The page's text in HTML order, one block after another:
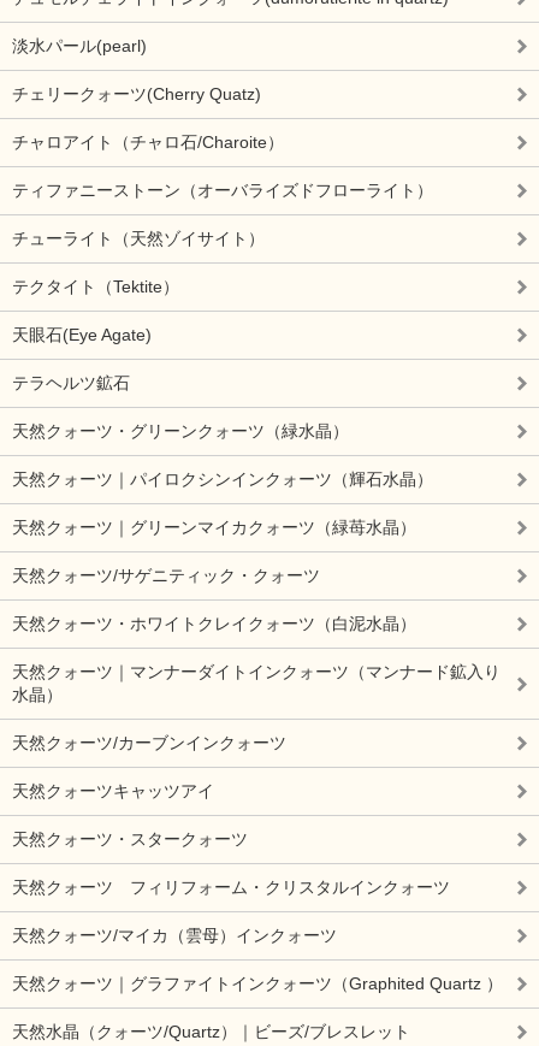
淡水パール(pearl)
チェリークォーツ(Cherry Quatz)
チャロアイト（チャロ石/Charoite）
ティファニーストーン（オーバライズドフローライト）
チューライト（天然ゾイサイト）
テクタイト（Tektite）
天眼石(Eye Agate)
テラヘルツ鉱石
天然クォーツ・グリーンクォーツ（緑水晶）
天然クォーツ｜パイロクシンインクォーツ（輝石水晶）
天然クォーツ｜グリーンマイカクォーツ（緑苺水晶）
天然クォーツ/サゲニティック・クォーツ
天然クォーツ・ホワイトクレイクォーツ（白泥水晶）
天然クォーツ｜マンナーダイトインクォーツ（マンナード鉱入り
水晶）
天然クォーツ/カーブンインクォーツ
天然クォーツキャッツアイ
天然クォーツ・スタークォーツ
天然クォーツ フィリフォーム・クリスタルインクォーツ
天然クォーツ/マイカ（雲母）インクォーツ
天然クォーツ｜グラファイトインクォーツ（Graphited Quartz ）
天然水晶（クォーツ/Quartz）｜ビーズ/ブレスレット